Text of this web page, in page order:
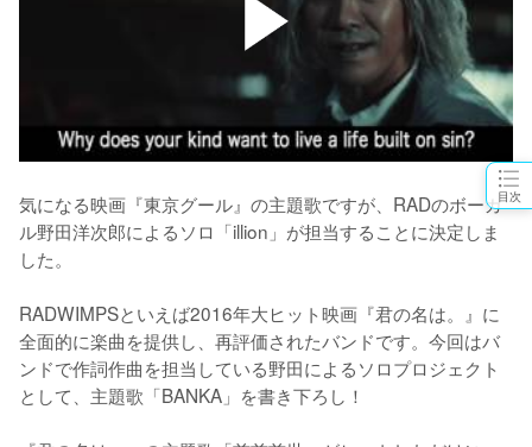
目次
気になる映画『東京グール』の主題歌ですが、RADのボーカ
ル野田洋次郎によるソロ「illion」が担当することに決定しま
した。
RADWIMPSといえば2016年大ヒット映画『君の名は。』に
全面的に楽曲を提供し、再評価されたバンドです。今回はバ
ンドで作詞作曲を担当している野田によるソロプロジェクト
として、主題歌「BANKA」を書き下ろし！